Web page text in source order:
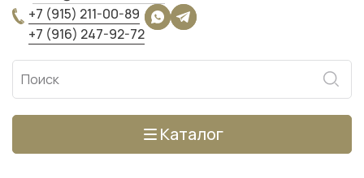
+7 (915) 211-00-89
+7 (916) 247-92-72
Каталог